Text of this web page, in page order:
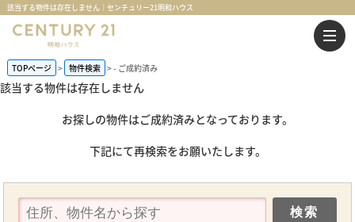
該当する物件は存在しません｜センチュリー21明和ハウス
TOPページ 物件検索 - ご成約済み
該当する物件は存在しません
お探しの物件はご成約済みとなっております。
下記にて再検索をお願いたします。